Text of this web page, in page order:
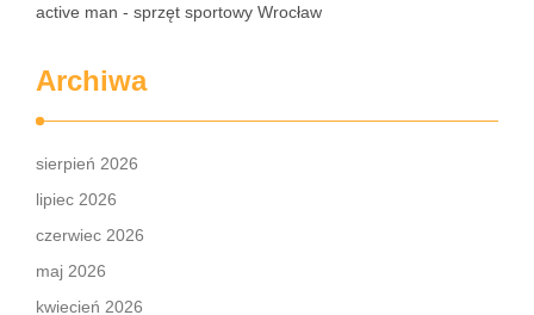
active man - sprzęt sportowy Wrocław
Archiwa
sierpień 2026
lipiec 2026
czerwiec 2026
maj 2026
kwiecień 2026